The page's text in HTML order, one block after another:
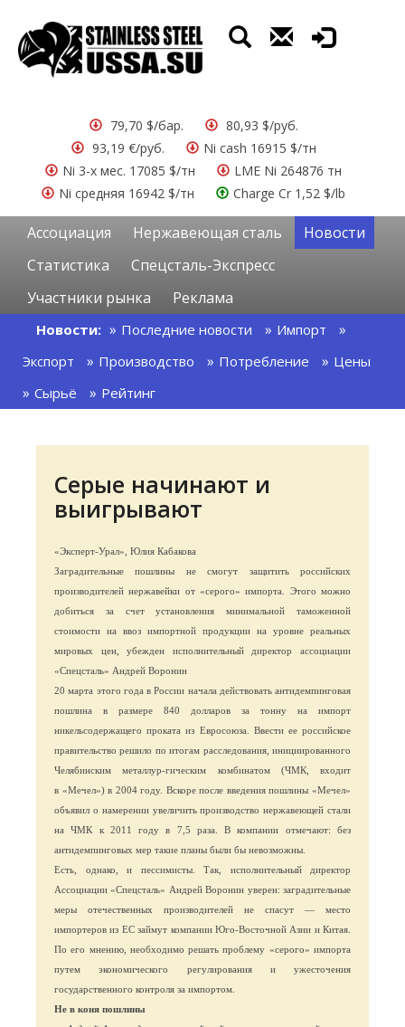
79,70 $/бар.
80,93 $/руб.
93,19 €/руб.
Ni cash 16915 $/тн
Ni 3-х мес. 17085 $/тн
LME Ni 264876 тн
Ni средняя 16942 $/тн
Charge Cr 1,52 $/lb
Ассоциация Нержавеющая сталь
Новости
Статистика
Спецсталь-Экспресс
Участники рынка
Реклама
Новости: Последние новости
Импорт
Экспорт
Производство Потребление
Цены
Сырьё
Рейтинг
Серые начинают и
выигрывают
«Эксперт-Урал», Юлия Кабакова
Заградительные пошлины не смогут защитить российских
производителей нержавейки от «серого» импорта. Этого можно
добиться за счет установления минимальной таможенной
стоимости на ввоз импортной продукции на уровне реальных
мировых цен, убежден исполнительный директор ассоциации
«Спецсталь» Андрей Воронин
20 марта этого года в России начала действовать антидемпинговая
пошлина в размере 840 долларов за тонну на импорт
никельсодержащего проката из Евросоюза. Ввести ее российское
правительство решило по итогам расследования, инициированного
Челябинским металлур-гическим комбинатом (ЧМК, входит
в «Мечел») в 2004 году. Вскоре после введения пошлины «Мечел»
объявил о намерении увеличить производство нержавеющей стали
на ЧМК к 2011 году в 7,5 раза. В компании отмечают: без
антидемпинговых мер такие планы были бы невозможны.
Есть, однако, и пессимисты. Так, исполнительный директор
Ассоциации «Спецсталь» Андрей Воронин уверен: заградительные
меры отечественных производителей не спасут — место
импортеров из ЕС займут компании Юго-Восточной Азии и Китая.
По его мнению, необходимо решать проблему «серого» импорта
путем экономического регулирования и ужесточения
государственного контроля за импортом.
Не в коня пошлины